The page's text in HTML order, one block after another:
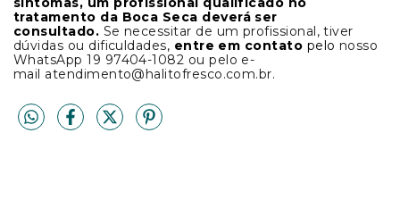
tratamento da Boca Seca deverá ser
consultado. Se necessitar de um profissional, tiver
dúvidas ou dificuldades, entre em contato pelo nosso
WhatsApp 19 97404-1082 ou pelo e-
mail atendimento@halitofresco.com.br.